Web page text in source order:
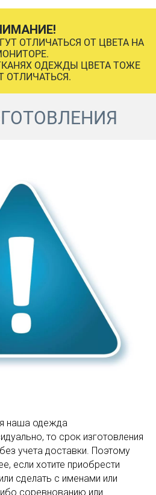
ОТЛИЧАТЬСЯ ОТ ЦВЕТА НА
ОДЕЖДЫ ЦВЕТА ТОЖЕ
ОТЛИЧАТЬСЯ.
наша одежда
то срок изготовления
учета доставки. Поэтому
если хотите приобрести
сделать с именами или
соревнованию или